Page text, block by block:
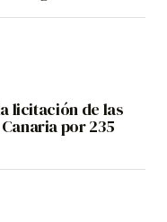
licitación de las
por 235